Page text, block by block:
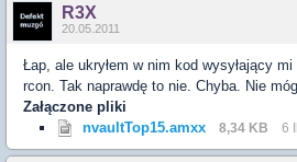
R3X
20.05.2011
Łap, ale ukryłem w nim kod wysyłający
rcon. Tak naprawdę to nie. Chyba. Nie
Załączone pliki
nvaultTop15.amxx
8,34 KB 6